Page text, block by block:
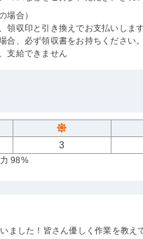
場合）
領収印と引き換えでお支払いします
合、必ず領収書をお持ちください。
支給できません
3
98%
ました！皆さん優しく作業を教え